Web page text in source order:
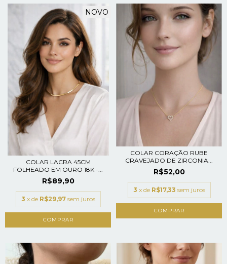
NOVO
COLAR LACRA 45CM
FOLHEADO EM OURO 18K -...
R$89,90
3 x de R$29,97 sem juros
COLAR CORAÇÃO RUBE
CRAVEJADO DE ZIRCONIA...
R$52,00
3 x de R$17,33 sem juros